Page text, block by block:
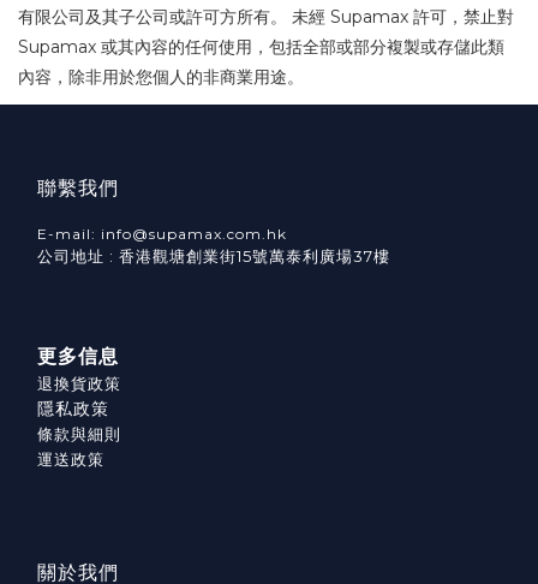
有限公司及其子公司或許可方所有。 未經 Supamax 許可，禁止對
Supamax 或其內容的任何使用，包括全部或部分複製或存儲此類
內容，除非用於您個人的非商業用途。
聯繫我們
E-mail: info@supamax.com.hk
公司地址 : 香港觀塘創業街15號萬泰利廣場37樓
更多信息
退換貨政策
隱私政策
條款與細則
運送政策
關於我們